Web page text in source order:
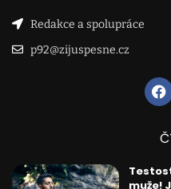
Redakce a spolupráce
p92@zijuspesne.cz
muže!